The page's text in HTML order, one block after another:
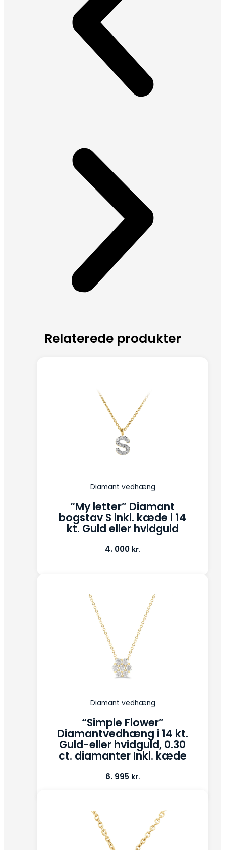
Relaterede produkter
Diamant vedhæng
“My letter” Diamant
bogstav S inkl. kæde i 14
kt. Guld eller hvidguld
4. 000 kr.
Diamant vedhæng
“Simple Flower”
Diamantvedhæng i 14 kt.
Guld-eller hvidguld, 0.30
ct. diamanter Inkl. kæde
6. 995 kr.